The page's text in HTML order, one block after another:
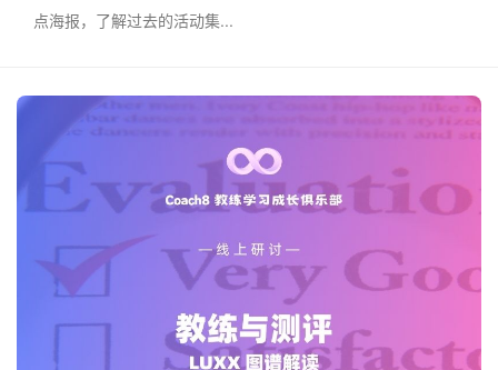
点海报，了解过去的活动集...